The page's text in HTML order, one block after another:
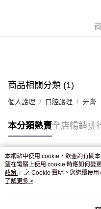
付款後門市自取，訂單確認後
商品相關分類 (1)
個人護理 口腔護理 牙膏
本分類熱賣全店暢銷排
熱門標籤
熱銷排行
本網站中使用 cookie，欲查詢有關
望在電腦上使用 cookie 時應如何變
政策 」之 Cookie 聲明。您繼續使
條款之 Cookie 聲明使用 cookie。
了解更多 >